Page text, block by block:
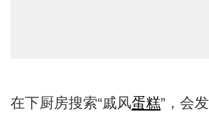
在下厨房搜索“戚风蛋糕”，会